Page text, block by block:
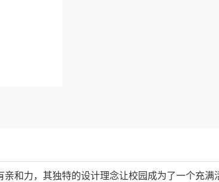
和力，其独特的设计理念让校园成为了一个充满